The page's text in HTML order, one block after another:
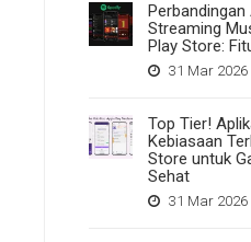
Perbandingan
Streaming
Play Store:
31 Mar 2026
Top Tier!
Kebiasaan
Store untuk
Sehat
31 Mar 2026